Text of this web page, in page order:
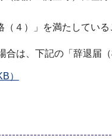
４）」を満たしてい
は、下記の「辞退届
）